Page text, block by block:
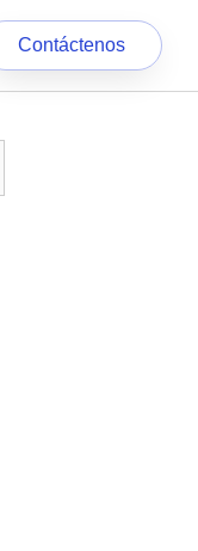
Contáctenos